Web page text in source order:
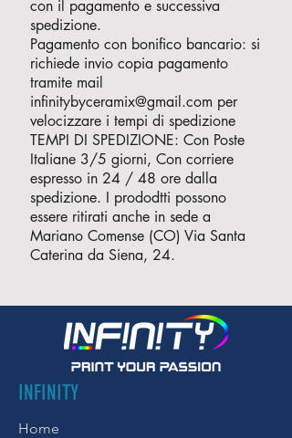
con il pagamento e successiva
spedizione.
Pagamento con bonifico bancario: si
richiede invio copia pagamento
tramite mail
infinitybyceramix@gmail.com per
velocizzare i tempi di spedizione
TEMPI DI SPEDIZIONE: Con Poste
Italiane 3/5 giorni, Con corriere
espresso in 24 / 48 ore dalla
spedizione. I prododtti possono
essere ritirati anche in sede a
Mariano Comense (CO) Via Santa
Caterina da Siena, 24.
INFINITY
Home